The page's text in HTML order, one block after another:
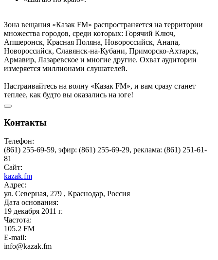
Зона вещания «Казак FM» распространяется на территории
множества городов, среди которых: Горячий Ключ,
Апшеронск, Красная Поляна, Новороссийск, Анапа,
Новороссийск, Славянск-на-Кубани, Приморско-Ахтарск,
Армавир, Лазаревское и многие другие. Охват аудитории
измеряется миллионами слушателей.
Настраивайтесь на волну «Казак FM», и вам сразу станет
теплее, как будто вы оказались на юге!
Контакты
Телефон:
(861) 255-69-59, эфир: (861) 255-69-29, реклама: (861) 251-61-
81
Сайт:
kazak.fm
Адрес:
ул. Северная, 279 , Краснодар, Россия
Дата основания:
19 декабря 2011 г.
Частота:
105.2 FM
E-mail:
info@kazak.fm